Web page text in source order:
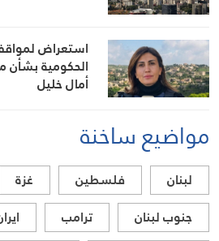
استعراض
الحكومية بشأن
أمال خليل
مواضيع ساخنة
لبنان فلسطين غزة
جنوب لبنان
ترامب